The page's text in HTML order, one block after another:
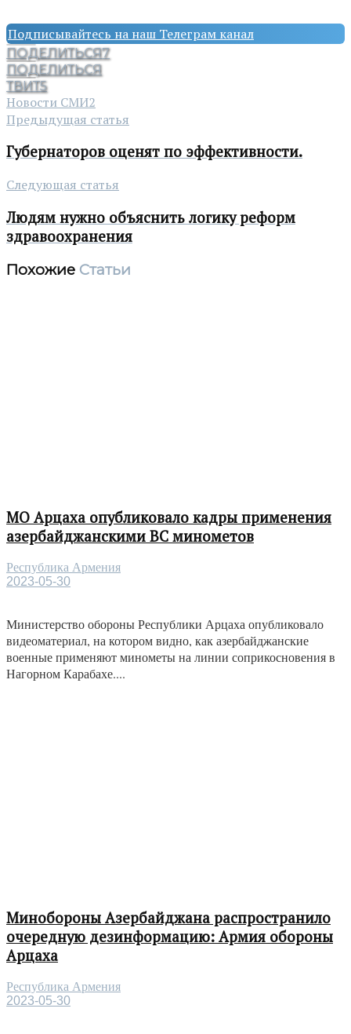
Подписывайтесь на наш Телеграм канал
ПОДЕЛИТЬСЯ7
ПОДЕЛИТЬСЯ
ТВИТ5
Новости СМИ2
Предыдущая статья
Губернаторов оценят по эффективности.
Следующая статья
Людям нужно объяснить логику реформ
здравоохранения
Похожие Статьи
МО Арцаха опубликовало кадры применения
азербайджанскими ВС минометов
Республика Армения
2023-05-30
Министерство обороны Республики Арцаха опубликовало
видеоматериал, на котором видно, как азербайджанские
военные применяют минометы на линии соприкосновения в
Нагорном Карабахе....
Минобороны Азербайджана распространило
очередную дезинформацию: Армия обороны
Арцаха
Республика Армения
2023-05-30